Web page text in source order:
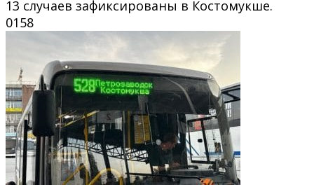
13 случаев зафиксированы в Костомукше.
0158